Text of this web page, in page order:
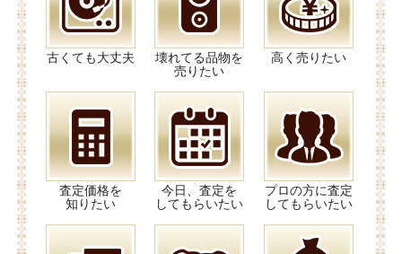
古くても大丈夫
壊れてる品物を
売りたい
高く売りたい
査定価格を
知りたい
今日、査定を
してもらいたい
プロの方に査定
してもらいたい